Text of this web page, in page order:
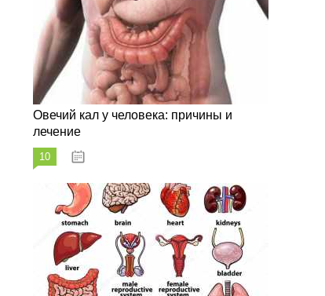
Овечий кал у человека: причины и
лечение
10